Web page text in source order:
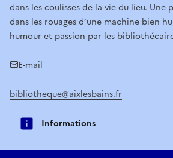
dans les coulisses de la vie du lieu. Une
dans les rouages d’une machine bien
humour et passion par les
E-mail
bibliotheque@aixlesbains.fr
Informations